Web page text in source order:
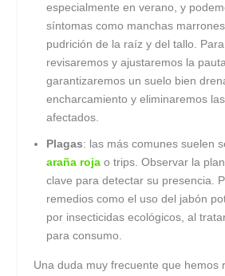
especialmente en verano, y
síntomas como manchas
pudrición de la raíz y del tallo.
revisaremos y ajustaremos la
garantizaremos un suelo bien
encharcamiento y eliminaremos
afectados.
Plagas: las más comunes suelen
araña roja o trips. Observar la
clave para detectar su presencia.
remedios como el uso del jabón
por insecticidas ecológicos, al
para consumo.
Una duda muy frecuente que hemos